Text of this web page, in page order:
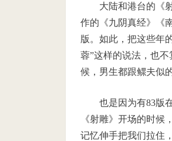
大陆和港台的《
作的《九阴真经》《
版。如此，把这些年
蓉”这样的说法，也
候，男生都跟鳏夫似
也是因为有83版
《射雕》开场的时候
记忆伸手把我们拉住